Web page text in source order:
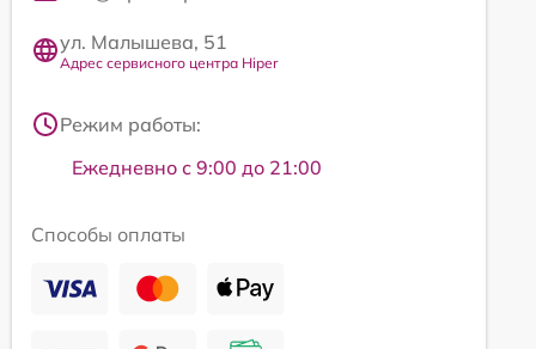
ул. Малышева, 51
Адрес сервисного центра Hiper
Режим работы:
Ежедневно с 9:00 до 21:00
Способы оплаты